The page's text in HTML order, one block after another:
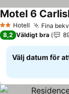
2 Stjärnor
Hotell Fina
Motel 6
8,2 Väldigt bra
Välj datum för